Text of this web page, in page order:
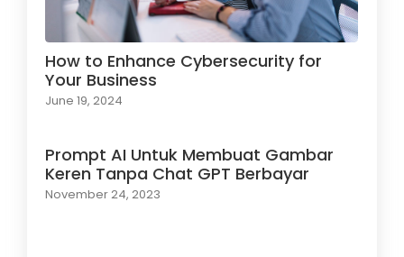
How to Enhance Cybersecurity for
Your Business
June 19, 2024
Prompt AI Untuk Membuat Gambar
Keren Tanpa Chat GPT Berbayar
November 24, 2023